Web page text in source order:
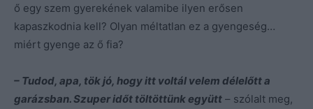
ő egy szem gyerekének valamibe ilyen erősen
kapaszkodnia kell? Olyan méltatlan ez a gyengeség…
miért gyenge az ő fia?
– Tudod, apa, tök jó, hogy itt voltál velem délelőtt a
garázsban. Szuper időt töltöttünk együtt – szólalt meg,